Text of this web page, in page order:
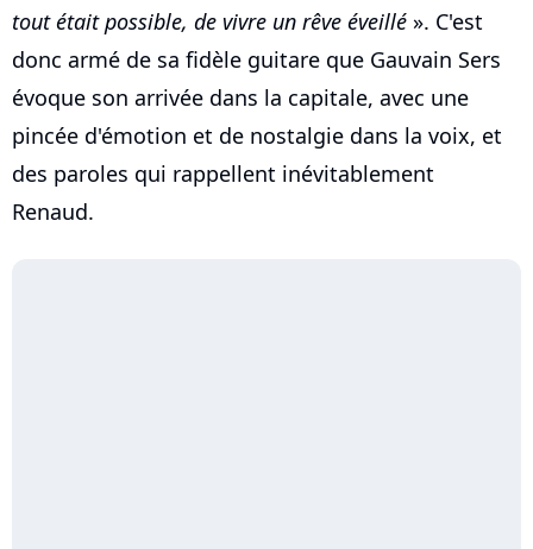
tout était possible, de vivre un rêve éveillé ». C'est
donc armé de sa fidèle guitare que Gauvain Sers
évoque son arrivée dans la capitale, avec une
pincée d'émotion et de nostalgie dans la voix, et
des paroles qui rappellent inévitablement
Renaud.